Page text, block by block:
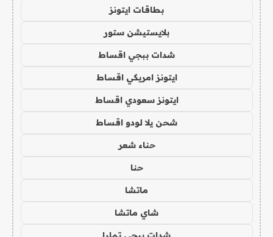
بطاقات ايتونز
بلايستيشن ستور
شدات ببجي اقساط
ايتونز امريكي اقساط
ايتونز سعودي اقساط
شحن يلا لودو اقساط
حناء شعر
حنا
ماتشا
شاي ماتشا